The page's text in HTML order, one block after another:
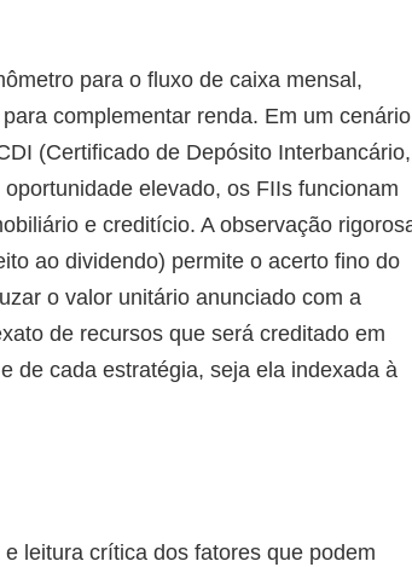
para o fluxo de caixa mensal,
complementar renda. Em um cenário
(Certificado de Depósito Interbancário,
elevado, os FIIs funcionam
e creditício. A observação
ao dividendo) permite o acerto fino do
o valor unitário anunciado com a
de recursos que será creditado em
de cada estratégia, seja ela indexada à
leitura crítica dos fatores que podem